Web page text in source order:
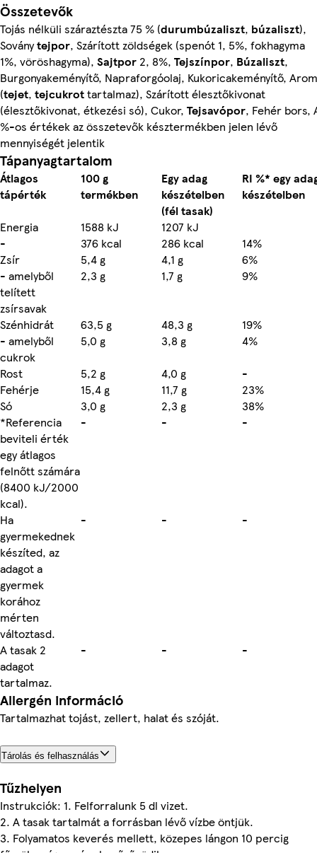
Összetevők
Tojás nélküli száraztészta 75 % (durumbúzaliszt, búzaliszt),
Soványtejpor, Szárított zöldségek (spenót 1, 5%, fokhagyma
1%, vöröshagyma), Sajtpor 2, 8%, Tejszínpor, Búzaliszt,
Burgonyakeményítő, Napraforgóolaj, Kukoricakeményítő,
(tejet, tejcukrottartalmaz), Szárított élesztőkivonat
(élesztőkivonat, étkezési só), Cukor, Tejsavópor, Fehér bors,
%-os értékek az összetevők késztermékben jelen lévő
mennyiségét jelentik
Tápanyagtartalom
Átlagos
tápérték
100 g
termékben
Egy adag
készételben
(fél tasak)
RI %* egy
készételben
Energia
1588 kJ
1207 kJ
-
376 kcal 286 kcal
14%
Zsír
5,4 g 4,1 g
6%
- amelyből
telített
zsírsavak
2,3 g 1,7 g 9%
Szénhidrát 63,5 g 48,3 g
19%
- amelyből
cukrok
5,0 g 3,8 g
4%
Rost
5,2 g 4,0 g
-
Fehérje
15,4 g 11,7 g
23%
Só
3,0 g 2,3 g
38%
*Referencia
beviteli érték
egy átlagos
felnőtt számára
(8400 kJ/2000
kcal).
- - -
Ha
gyermekednek
készíted, az
adagot a
gyermek
korához
mérten
változtasd.
- - -
A tasak 2
adagot
tartalmaz.
- - -
Allergén információ
Tartalmazhat tojást, zellert, halat és szóját.
Tárolás és felhasználás
Tűzhelyen
Instrukciók: 1. Felforralunk 5 dl vizet.
2. A tasak tartalmát a forrásban lévő vízbe öntjük.
3. Folyamatos keverés mellett, közepes lángon 10 percig